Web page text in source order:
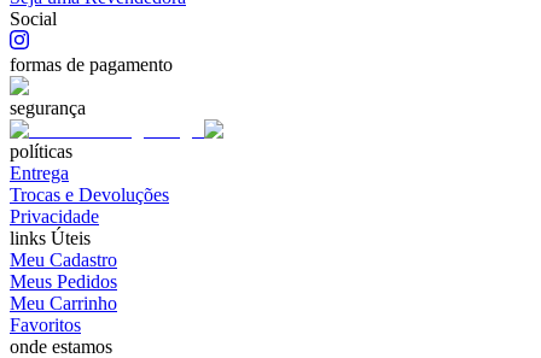
Social
formas de pagamento
segurança
políticas
Entrega
Trocas e Devoluções
Privacidade
links Úteis
Meu Cadastro
Meus Pedidos
Meu Carrinho
Favoritos
onde estamos